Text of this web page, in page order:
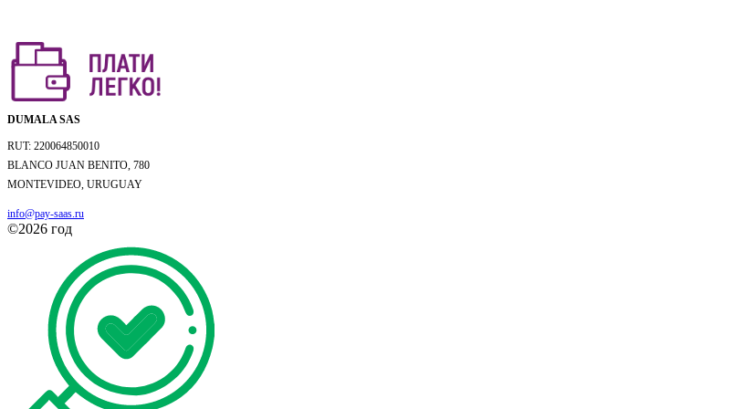
DUMALA SAS
RUT: 220064850010
BLANCO JUAN BENITO, 780
MONTEVIDEO, URUGUAY
info@pay-saas.ru
©2026 год